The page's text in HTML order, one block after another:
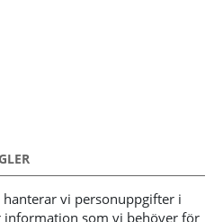
vi personuppgifter i
information som vi behöver för